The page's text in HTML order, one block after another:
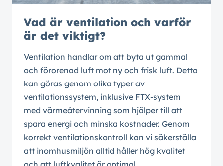
Vad är ventilation och varför
är det viktigt?
Ventilation handlar om att byta ut gammal
och förorenad luft mot ny och frisk luft. Detta
kan göras genom olika typer av
ventilationssystem, inklusive FTX-system
med värmeåtervinning som hjälper till att
spara energi och minska kostnader. Genom
korrekt ventilationskontroll kan vi säkerställa
att inomhusmiljön alltid håller hög kvalitet
och att luftkvalitet är optimal.